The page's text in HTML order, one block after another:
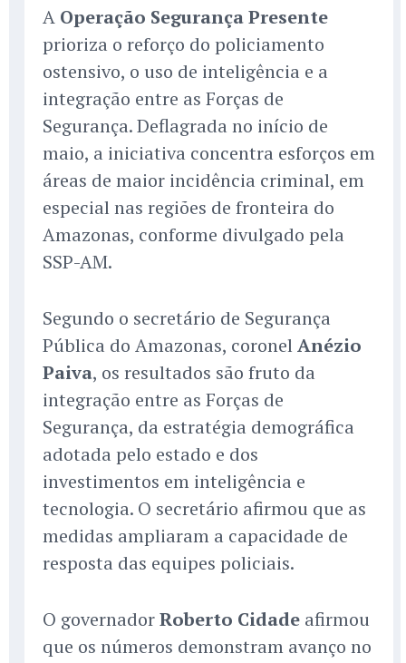
A Operação Segurança Presente
prioriza o reforço do policiamento
ostensivo, o uso de inteligência e a
integração entre as Forças de
Segurança. Deflagrada no início de
maio, a iniciativa concentra esforços em
áreas de maior incidência criminal, em
especial nas regiões de fronteira do
Amazonas, conforme divulgado pela
SSP-AM.
Segundo o secretário de Segurança
Pública do Amazonas, coronel Anézio
Paiva, os resultados são fruto da
integração entre as Forças de
Segurança, da estratégia demográfica
adotada pelo estado e dos
investimentos em inteligência e
tecnologia. O secretário afirmou que as
medidas ampliaram a capacidade de
resposta das equipes policiais.
O governadorRoberto Cidade afirmou
que os números demonstram avanço no